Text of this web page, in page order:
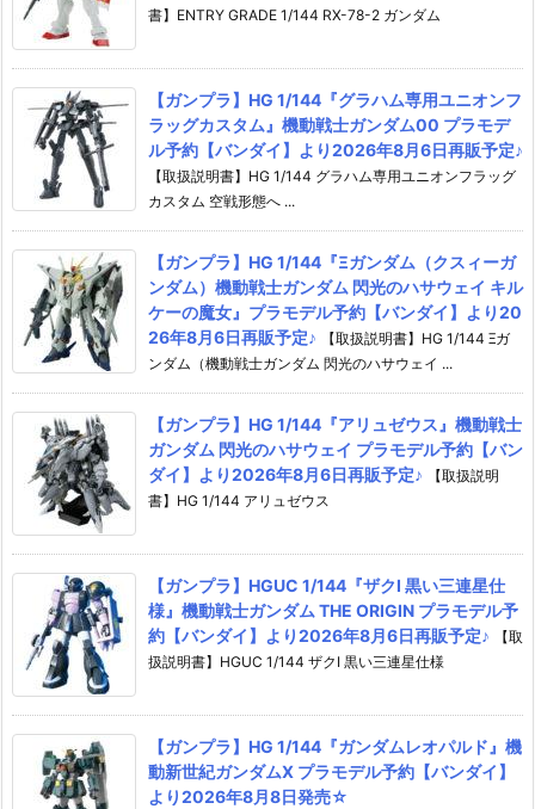
書】ENTRY GRADE 1/144 RX-78-2 ガンダム
【ガンプラ】HG 1/144『グラハム専用ユニオンフ
ラッグカスタム』機動戦士ガンダム00 プラモデ
ル予約【バンダイ】より2026年8月6日再販予定♪
【取扱説明書】HG 1/144 グラハム専用ユニオンフラッグ
カスタム 空戦形態へ ...
【ガンプラ】HG 1/144『Ξガンダム（クスィーガ
ンダム）機動戦士ガンダム 閃光のハサウェイ キル
ケーの魔女』プラモデル予約【バンダイ】より20
26年8月6日再販予定♪
【取扱説明書】HG 1/144 Ξガ
ンダム（機動戦士ガンダム 閃光のハサウェイ ...
【ガンプラ】HG 1/144『アリュゼウス』機動戦士
ガンダム 閃光のハサウェイ プラモデル予約【バン
ダイ】より2026年8月6日再販予定♪
【取扱説明
書】HG 1/144 アリュゼウス
【ガンプラ】HGUC 1/144『ザクI 黒い三連星仕
様』機動戦士ガンダム THE ORIGIN プラモデル予
約【バンダイ】より2026年8月6日再販予定♪
【取
扱説明書】HGUC 1/144 ザクI 黒い三連星仕様
【ガンプラ】HG 1/144『ガンダムレオパルド』機
動新世紀ガンダムX プラモデル予約【バンダイ】
より2026年8月8日発売☆